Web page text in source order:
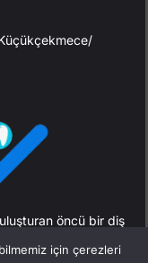
öncü bir diş
ve güler yüzlü
için çerezleri